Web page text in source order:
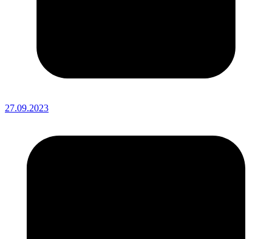
27.09.2023